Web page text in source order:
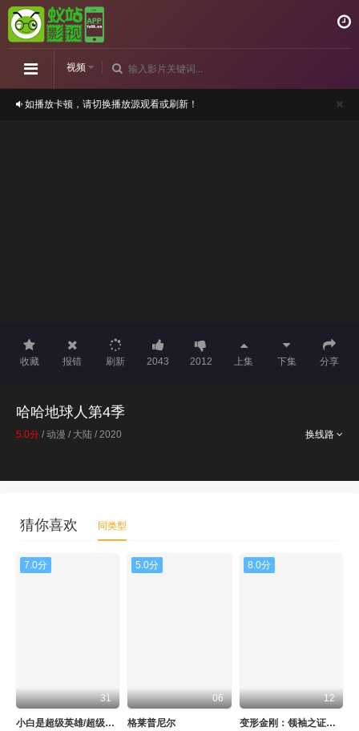
视频
如播放卡顿，请切换播放源观看或刷新！
收藏 报错 刷新 2043 2012 上集 下集 分享
哈哈地球人第4季
换线路
5.0分 / 动漫 / 大陆 / 2020
猜你喜欢 同类型
7.0分
31
小白是超级英雄/超级小白
5.0分
06
格莱普尼尔
8.0分
12
变形金刚：领袖之证第二季